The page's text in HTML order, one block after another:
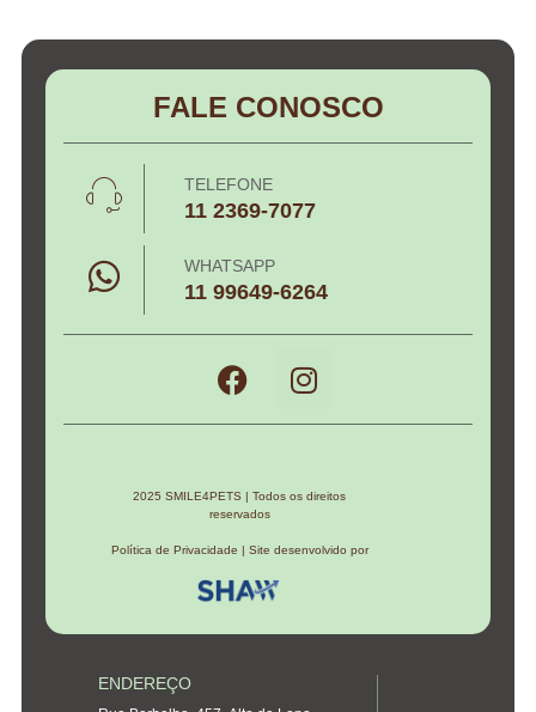
FALE CONOSCO
TELEFONE
11 2369-7077
WHATSAPP
11 99649-6264
2025 SMILE4PETS | Todos os direitos
reservados
Política de Privacidade | Site desenvolvido por
ENDEREÇO